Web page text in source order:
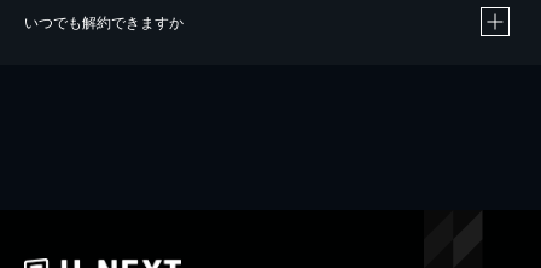
いつでも解約できますか